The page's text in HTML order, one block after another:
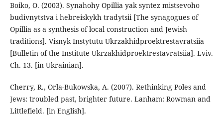
Boiko, O. (2003). Synahohy Opillia yak syntez mistsevoho
budivnytstva i hebreiskykh tradytsii [The synagogues of
Opillia as a synthesis of local construction and Jewish
traditions]. Visnyk Instytutu Ukrzakhidproektrestavratsiia
[Bulletin of the Institute Ukrzakhidproektrestavratsiia]. Lviv.
Ch. 13. [in Ukrainian].
Cherry, R., Orla-Bukowska, A. (2007). Rethinking Poles and
Jews: troubled past, brighter future. Lanham: Rowman and
Littlefield. [in English].